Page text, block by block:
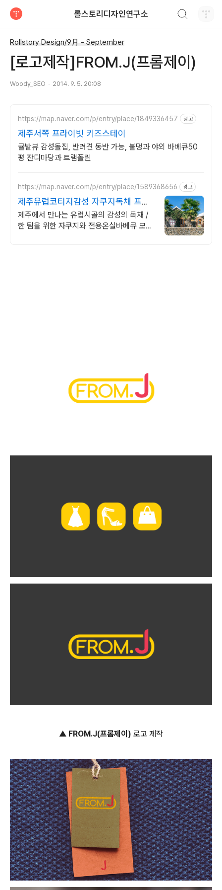
롤스토리디자인연구소
Rollstory Design/9月 - September
[로고제작]FROM.J(프롬제이)
Woody_SEO 2014. 9. 5. 20:08
https://map.naver.com/p/entry/place/1849336457 광고
제주서쪽 프라이빗 키즈스테이
귤밭뷰 감성돌집, 반려견 동반 가능, 불멍과 야외 바베큐50
평 잔디마당과 트램폴린
https://map.naver.com/p/entry/place/1589368656 광고
제주유럽코티지감성 자쿠지독채 프라
이빗 제주여행, 유럽감성
제주에서 만나는 유럽시골의 감성의 독채 /
한 팀을 위한 자쿠지와 전용온실바베큐 모두
▲ FROM.J(프롬제이) 로고 제작